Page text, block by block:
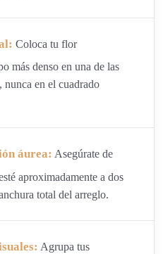
Coloca tu flor
más denso en una de las
nunca en el cuadrado
áurea: Asegúrate de
aproximadamente a dos
total del arreglo.
Agrupa tus